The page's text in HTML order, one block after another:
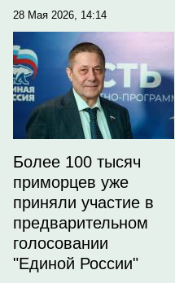
28 Мая 2026, 14:14
Более 100 тысяч
приморцев уже
приняли участие в
предварительном
голосовании
"Единой России"